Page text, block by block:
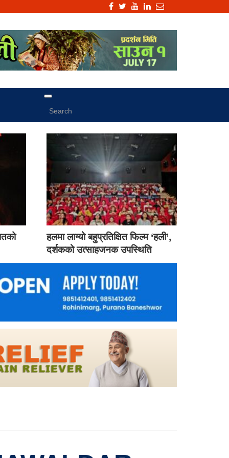
हलमा लाग्यो बहुप्रतिक्षित फिल्म ‘हली’,
दर्शकको उत्साहजनक उपस्थिति